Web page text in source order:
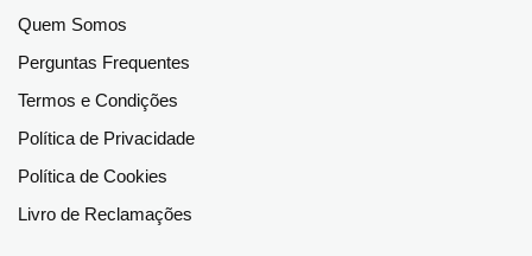
Quem Somos
Perguntas Frequentes
Termos e Condições
Política de Privacidade
Política de Cookies
Livro de Reclamações